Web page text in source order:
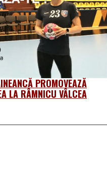
PROMOVEAZĂ
LA RÂMNICU VÂLCEA